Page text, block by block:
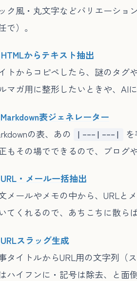
ク風・丸文字などバリエーショ
で）。
からテキスト抽出
トからコピペしたら、謎のタグ
マガ用に整形したいときや、AI
表ジェネレーター
の表、あの
|---|---|
もその場でできるので、ブログ
・メール一括抽出
メールやメモの中から、URLと
てくれるので、あちこちに散ら
スラッグ生成
タイトルからURL用の文字列（
ハイフンに・記号は除去、と面